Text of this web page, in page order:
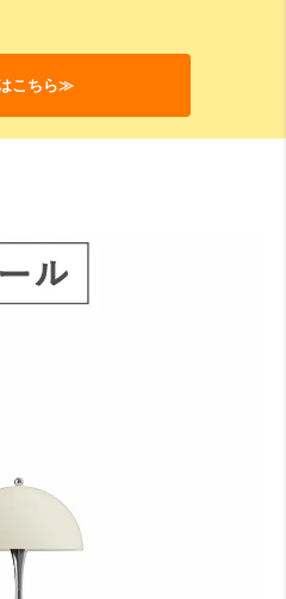
こちら≫